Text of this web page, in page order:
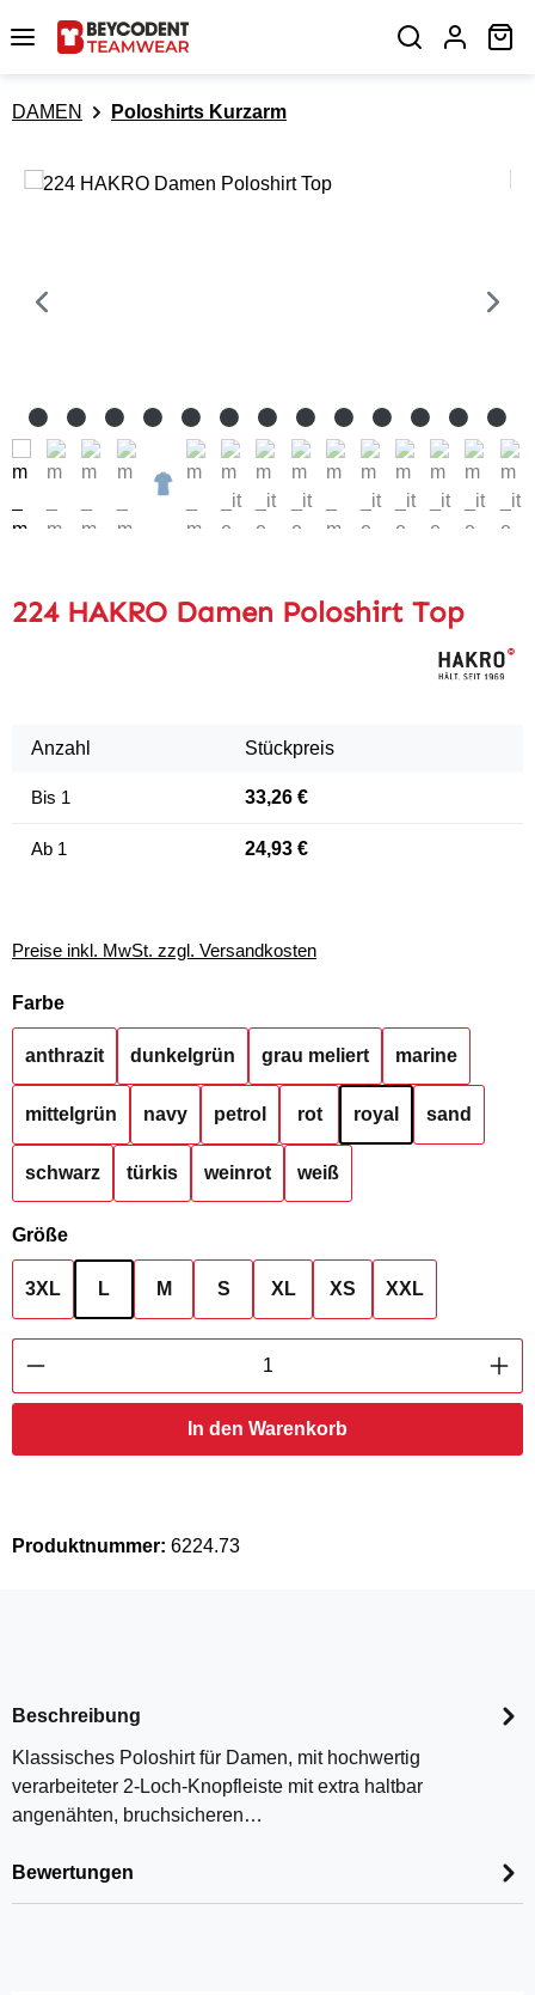
Zum Hauptinhalt springen
DAMEN Poloshirts Kurzarm
Bildergalerie überspringen
224 HAKRO Damen Poloshirt Top
Anzahl Stückpreis
Bis 1 33,26 €
Ab 1 24,93 €
Preise inkl. MwSt. zzgl. Versandkosten
Farbeauswählen
anthrazit dunkelgrün grau meliert marine
mittelgrün navy petrol rot royal sand
schwarz türkis weinrot weiß
Größeauswählen
3XL L M S XL XS XXL
Produkt Anzahl: Gib den gewünschten
In den Warenkorb
Produktnummer: 6224.73
Beschreibung
Klassisches Poloshirt für Damen, mit hochwertig
verarbeiteter 2-Loch-Knopfleiste mit extra haltbar
angenähten, bruchsicheren…
Bewertungen